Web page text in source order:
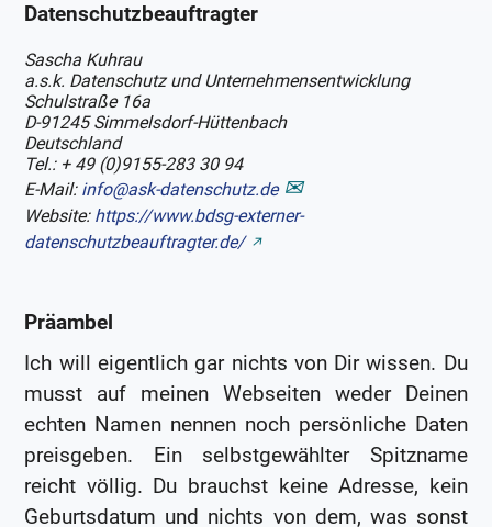
Datenschutzbeauftragter
Sascha Kuhrau
a.s.k. Datenschutz und Unternehmensentwicklung
Schulstraße 16a
D-91245 Simmelsdorf-Hüttenbach
Deutschland
Tel.: + 49 (0)9155-283 30 94
E-Mail: info@ask-datenschutz.de
Website: https://www.bdsg-externer-
datenschutzbeauftragter.de/
Präambel
Ich will eigentlich gar nichts von Dir wissen. Du
musst auf meinen Webseiten weder Deinen
echten Namen nennen noch persönliche Daten
preisgeben. Ein selbstgewählter Spitzname
reicht völlig. Du brauchst keine Adresse, kein
Geburtsdatum und nichts von dem, was sonst